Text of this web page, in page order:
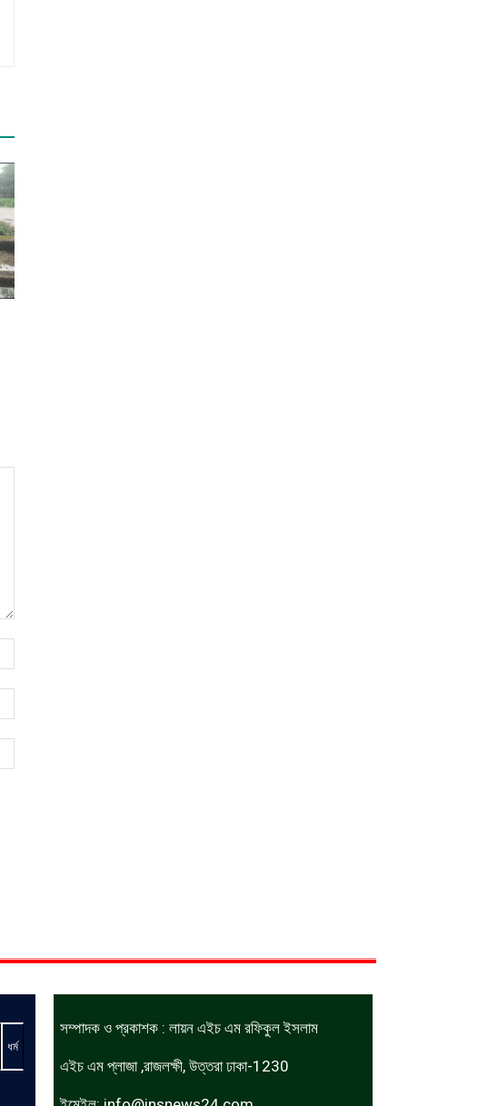
ধর্ম
সম্পাদক ও প্রকাশক : লায়ন এইচ এম রফিকুল ইসলাম
এইচ এম প্লাজা ,রাজলক্ষী, উত্তরা ঢাকা-1230